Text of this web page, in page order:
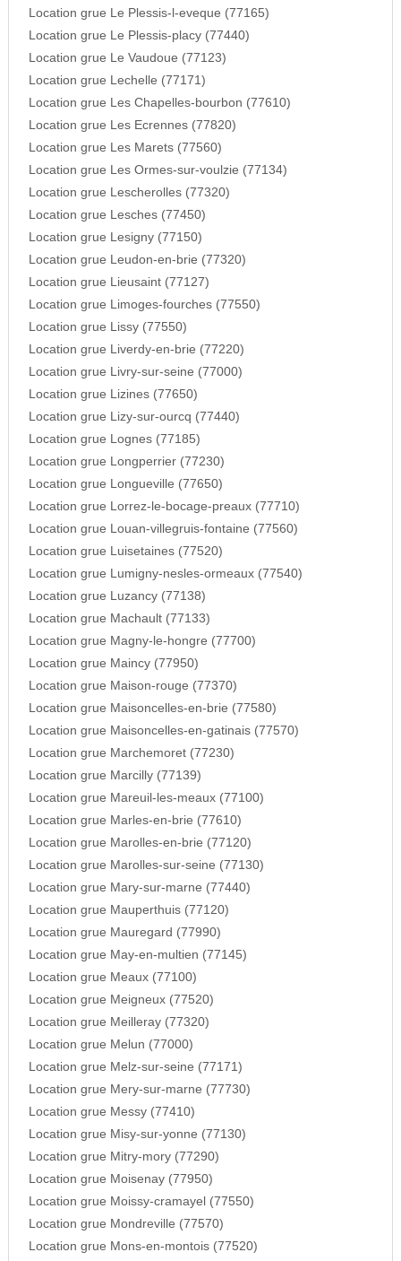
Location grue Le Plessis-l-eveque (77165)
Location grue Le Plessis-placy (77440)
Location grue Le Vaudoue (77123)
Location grue Lechelle (77171)
Location grue Les Chapelles-bourbon (77610)
Location grue Les Ecrennes (77820)
Location grue Les Marets (77560)
Location grue Les Ormes-sur-voulzie (77134)
Location grue Lescherolles (77320)
Location grue Lesches (77450)
Location grue Lesigny (77150)
Location grue Leudon-en-brie (77320)
Location grue Lieusaint (77127)
Location grue Limoges-fourches (77550)
Location grue Lissy (77550)
Location grue Liverdy-en-brie (77220)
Location grue Livry-sur-seine (77000)
Location grue Lizines (77650)
Location grue Lizy-sur-ourcq (77440)
Location grue Lognes (77185)
Location grue Longperrier (77230)
Location grue Longueville (77650)
Location grue Lorrez-le-bocage-preaux (77710)
Location grue Louan-villegruis-fontaine (77560)
Location grue Luisetaines (77520)
Location grue Lumigny-nesles-ormeaux (77540)
Location grue Luzancy (77138)
Location grue Machault (77133)
Location grue Magny-le-hongre (77700)
Location grue Maincy (77950)
Location grue Maison-rouge (77370)
Location grue Maisoncelles-en-brie (77580)
Location grue Maisoncelles-en-gatinais (77570)
Location grue Marchemoret (77230)
Location grue Marcilly (77139)
Location grue Mareuil-les-meaux (77100)
Location grue Marles-en-brie (77610)
Location grue Marolles-en-brie (77120)
Location grue Marolles-sur-seine (77130)
Location grue Mary-sur-marne (77440)
Location grue Mauperthuis (77120)
Location grue Mauregard (77990)
Location grue May-en-multien (77145)
Location grue Meaux (77100)
Location grue Meigneux (77520)
Location grue Meilleray (77320)
Location grue Melun (77000)
Location grue Melz-sur-seine (77171)
Location grue Mery-sur-marne (77730)
Location grue Messy (77410)
Location grue Misy-sur-yonne (77130)
Location grue Mitry-mory (77290)
Location grue Moisenay (77950)
Location grue Moissy-cramayel (77550)
Location grue Mondreville (77570)
Location grue Mons-en-montois (77520)